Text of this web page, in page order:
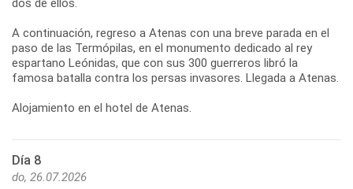
dos de ellos.
A continuación, regreso a Atenas con una breve parada en el
paso de las Termópilas, en el monumento dedicado al rey
espartano Leónidas, que con sus 300 guerreros libró la
famosa batalla contra los persas invasores. Llegada a Atenas.
Alojamiento en el hotel de Atenas.
Día 8
do, 26.07.2026